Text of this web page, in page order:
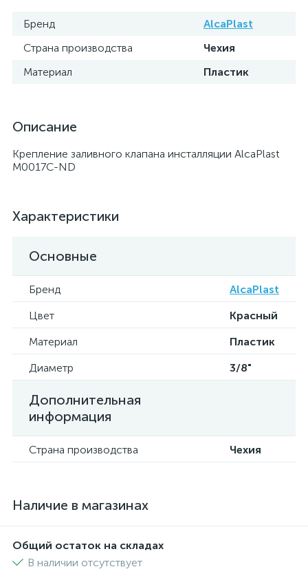
Бренд
AlcaPlast
Страна производства
Чехия
Материал
Пластик
Описание
Крепление заливного клапана инсталляции AlcaPlast
M0017C-ND
Характеристики
Основные
Бренд
AlcaPlast
Цвет
Красный
Материал
Пластик
Диаметр
3/8"
Дополнительная
информация
Страна производства Чехия
Наличие в магазинах
Общий остаток на складах
В наличии отсутствует